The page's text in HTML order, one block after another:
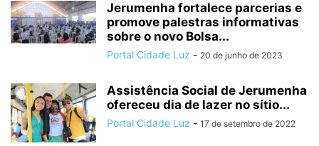
Jerumenha fortalece parcerias e
promove palestras informativas
sobre o novo Bolsa...
Portal Cidade Luz - 20 de junho de 2023
Assistência Social de Jerumenha
ofereceu dia de lazer no sítio...
Portal Cidade Luz - 17 de setembro de 2022